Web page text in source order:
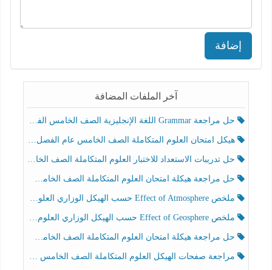
إضافة
آخر الملفات المضافة
حل مراجعة Grammar اللغة الإنجليزية الصف الخامس الفصل الثالث
هيكل امتحان العلوم المتكاملة الصف الخامس عام الفصل الدراسي الثالث 2025-2026
حل تدريبات الاستعداد للاختبار العلوم المتكاملة الصف الخامس عام الفصل الثالث
حل مراجعة هيكلة امتحان العلوم المتكاملة الصف الخامس انسبير الفصل الثالث
ملخص Effect of Atmosphere حسب الهيكل الوزاري العلوم المتكاملة الصف الخامس انسبير الفصل الثالث
ملخص Effect of Geosphere حسب الهيكل الوزاري العلوم المتكاملة الصف الخامس انسبير الفصل الثالث
حل مراجعة هيكلة امتحان العلوم المتكاملة الصف الخامس عام الفصل الثالث
مراجعة صفحات الهيكل العلوم المتكاملة الصف الخامس انسبير الفصل الثالث